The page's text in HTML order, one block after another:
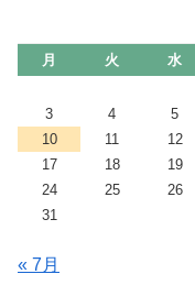
月 火 水
3
4 5
10
11 12
17
18 19
24
25 26
31
« 7月